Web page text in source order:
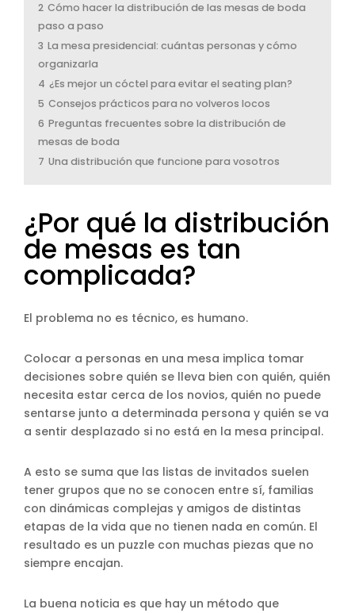
2 Cómo hacer la distribución de las mesas de boda
paso a paso
3 La mesa presidencial: cuántas personas y cómo
organizarla
4 ¿Es mejor un cóctel para evitar el seating plan?
5 Consejos prácticos para no volveros locos
6 Preguntas frecuentes sobre la distribución de
mesas de boda
7 Una distribución que funcione para vosotros
¿Por qué la distribución
de mesas es tan
complicada?
El problema no es técnico, es humano.
Colocar a personas en una mesa implica tomar
decisiones sobre quién se lleva bien con quién, quién
necesita estar cerca de los novios, quién no puede
sentarse junto a determinada persona y quién se va
a sentir desplazado si no está en la mesa principal.
A esto se suma que las listas de invitados suelen
tener grupos que no se conocen entre sí, familias
con dinámicas complejas y amigos de distintas
etapas de la vida que no tienen nada en común. El
resultado es un puzzle con muchas piezas que no
siempre encajan.
La buena noticia es que hay un método que